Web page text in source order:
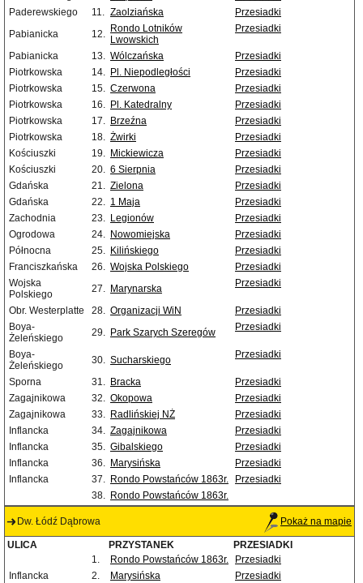
Paderewskiego
11. Zaolziańska
Przesiadki
Pabianicka
12. Rondo Lotników
Lwowskich
Przesiadki
Pabianicka 13. Wólczańska
Przesiadki
Piotrkowska
14. Pl. Niepodległości
Przesiadki
Piotrkowska
15. Czerwona
Przesiadki
Piotrkowska
16. Pl. Katedralny
Przesiadki
Piotrkowska
17. Brzeźna
Przesiadki
Piotrkowska
18. Żwirki
Przesiadki
Kościuszki
19. Mickiewicza
Przesiadki
Kościuszki
20. 6 Sierpnia
Przesiadki
Gdańska
21. Zielona
Przesiadki
Gdańska
22. 1 Maja
Przesiadki
Zachodnia
23. Legionów
Przesiadki
Ogrodowa
24. Nowomiejska
Przesiadki
Północna
25. Kilińskiego
Przesiadki
Franciszkańska
26. Wojska Polskiego
Przesiadki
Wojska
Polskiego
27. Marynarska Przesiadki
Obr. Westerplatte 28. Organizacji WiN
Przesiadki
Boya-
Żeleńskiego
29. Park Szarych Szeregów Przesiadki
Boya-
Żeleńskiego
30. Sucharskiego Przesiadki
Sporna 31. Bracka
Przesiadki
Zagajnikowa
32. Okopowa
Przesiadki
Zagajnikowa
33. Radlińskiej NŻ
Przesiadki
Inflancka
34. Zagajnikowa
Przesiadki
Inflancka
35. Gibalskiego
Przesiadki
Inflancka
36. Marysińska
Przesiadki
Inflancka
37. Rondo Powstańców 1863r.
Przesiadki
38. Rondo Powstańców 1863r.
Dw. Łódź Dąbrowa Pokaż na mapie
ULICA PRZYSTANEK
PRZESIADKI
1.
Rondo Powstańców 1863r.
Przesiadki
Inflancka
2. Marysińska
Przesiadki